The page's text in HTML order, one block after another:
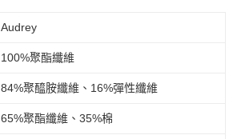
Audrey
100%聚酯纖維
84%聚醯胺纖維、16%彈性纖維
65%聚酯纖維、35%棉